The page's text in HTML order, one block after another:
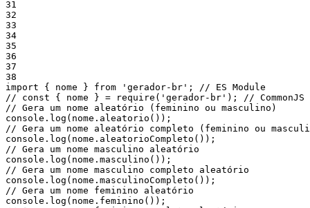
31
32
33
34
35
36
37
38
import
{ nome } from 'gerador-br' ;
// ES Module
// const { nome } = require('gerador-br'); // CommonJS
// Gera um nome aleatório (feminino ou masculino)
console . log ( nome . aleatorio ( ) ) ;
// Gera um nome aleatório completo (feminino ou
console . log ( nome . aleatorioCompleto ( ) ) ;
// Gera um nome masculino aleatório
console . log ( nome . masculino ( ) ) ;
// Gera um nome masculino completo aleatório
console . log ( nome . masculinoCompleto ( ) ) ;
// Gera um nome feminino aleatório
console . log ( nome . feminino ( ) ) ;